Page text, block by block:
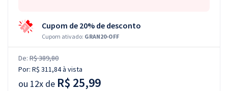
Cupom de 20% de desconto
Cupom ativado: GRAN20-OFF
De: R$ 389,80
Por: R$ 311,84à vista
ou 12x de R$ 25,99